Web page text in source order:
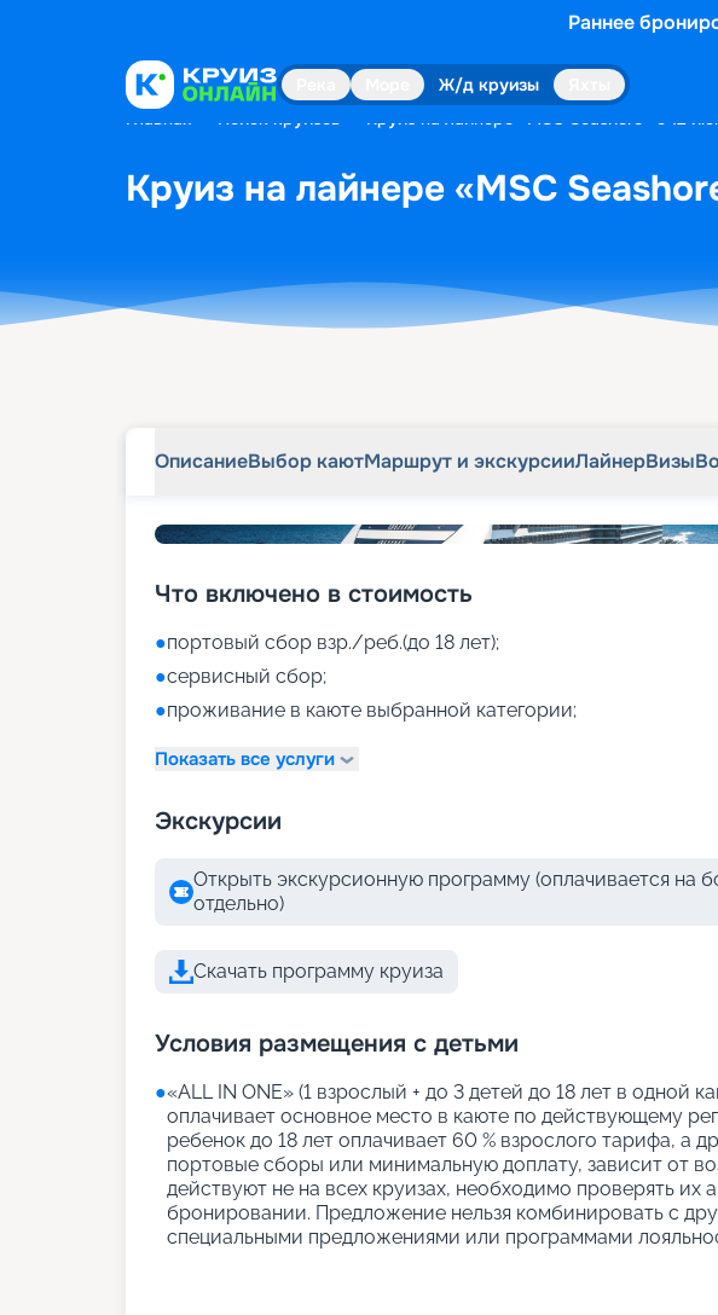
Раннее
Ж/д круизы
Главная Поиск круизов Круиз на лайнере «MSC Seashore» с 12
Круиз на лайнере «MSC
ОписаниеВыбор каютМаршрут и экскурсииЛайнерВизы
Что включено в стоимость
●портовый сбор взр./реб.(до 18 лет);
●сервисный сбор;
●проживание в каюте выбранной категории;
Показать все услуги
Экскурсии
Открыть экскурсионную программу (оплачивается на
отдельно)
Скачать программу круиза
Условия размещения с детьми
●«АLL IN ONE» (1 взрослый + до 3 детей до 18 лет в одной
оплачивает основное место в каюте по действующему
ребенок до 18 лет оплачивает 60 % взрослого тарифа, а
портовые сборы или минимальную доплату, зависит от
действуют не на всех круизах, необходимо проверять их
бронировании. Предложение нельзя комбинировать с
специальными предложениями или программами